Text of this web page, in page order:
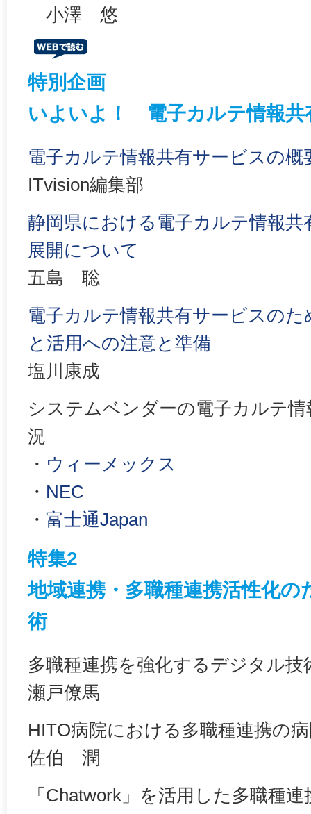
小澤 悠
特別企画
いよいよ！ 電子カルテ情報共
電子カルテ情報共有サービスの概
ITvision編集部
静岡県における電子カルテ情報
展開について
五島 聡
電子カルテ情報共有サービスのた
と活用への注意と準備
塩川康成
システムベンダーの電子カルテ
況
・ ウィーメックス
・ NEC
・ 富士通Japan
特集2
地域連携・多職種連携活性化
術
多職種連携を強化するデジタル技
瀬戸僚馬
HITO病院における多職種連携の
佐伯 潤
「Chatwork」を活用した多職種連